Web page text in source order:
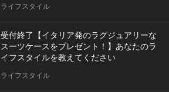
ライフスタイル
受付終了【イタリア発のラグジュアリーな
スーツケースをプレゼント！】あなたのラ
イフスタイルを教えてください
ライフスタイル